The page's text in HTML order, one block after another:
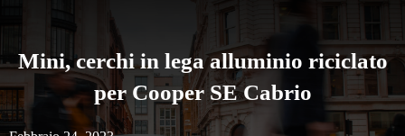
Mini, cerchi in lega alluminio riciclato
per Cooper SE Cabrio